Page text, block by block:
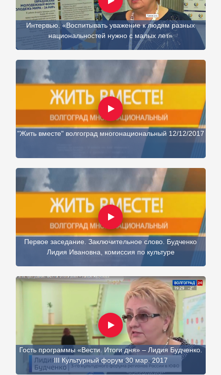
Интервью. «Воспитывать уважение к людям разных
национальностей нужно с малых лет»
"Жить вместе" волгоград многонациональный 12/12/2017
Первое заседание. Заключительное слово. Будченко
Лидия Ивановна, комиссия по культуре
Гость программы «Вести. Итоги дня» – Лидия Будченко.
III Культурный форум 30 мар. 2017